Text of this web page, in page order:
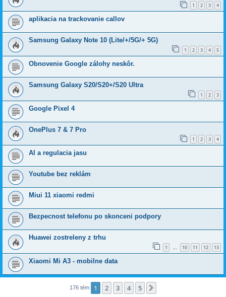
1 2 3 4
aplikacia na trackovanie callov
Samsung Galaxy Note 10 (Lite/+/5G/+ 5G)
1 2 3 4 5
Obnovenie Google zálohy neskôr.
Samsung Galaxy S20/S20+/S20 Ultra
1 2 3
Google Pixel 4
OnePlus 7 & 7 Pro
1 2 3 4
AI a regulacia jasu
Youtube bez reklám
Miui 11 xiaomi redmi
Bezpecnost telefonu po skonceni podpory
Huawei zostreleny z trhu
1 … 10 11 12 13
Xiaomi Mi A3 - mobilne data
176 tém 1 2 3 4 5